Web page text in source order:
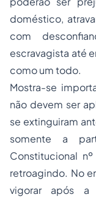
doméstico,
com
escravagista até
como um todo.
Mostra-se
não devem ser
se extinguiram
somente a
Constitucional
retroagindo. No
vigorar após a